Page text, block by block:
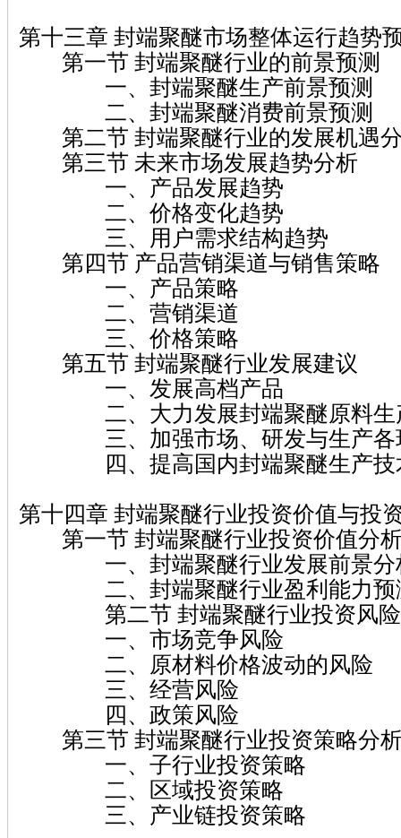
第十三章 封端聚醚市场整体运行趋势
第一节 封端聚醚行业的前景预测
一、封端聚醚生产前景预测
二、封端聚醚消费前景预测
第二节 封端聚醚行业的发展机遇
第三节 未来市场发展趋势分析
一、产品发展趋势
二、价格变化趋势
三、用户需求结构趋势
第四节 产品营销渠道与销售策略
一、产品策略
二、营销渠道
三、价格策略
第五节 封端聚醚行业发展建议
一、发展高档产品
二、大力发展封端聚醚原料生
三、加强市场、研发与生产各
四、提高国内封端聚醚生产技
第十四章 封端聚醚行业投资价值与投
第一节 封端聚醚行业投资价值分
一、封端聚醚行业发展前景分
二、封端聚醚行业盈利能力预
第二节 封端聚醚行业投资风险
一、市场竞争风险
二、原材料价格波动的风险
三、经营风险
四、政策风险
第三节 封端聚醚行业投资策略分
一、子行业投资策略
二、区域投资策略
三、产业链投资策略